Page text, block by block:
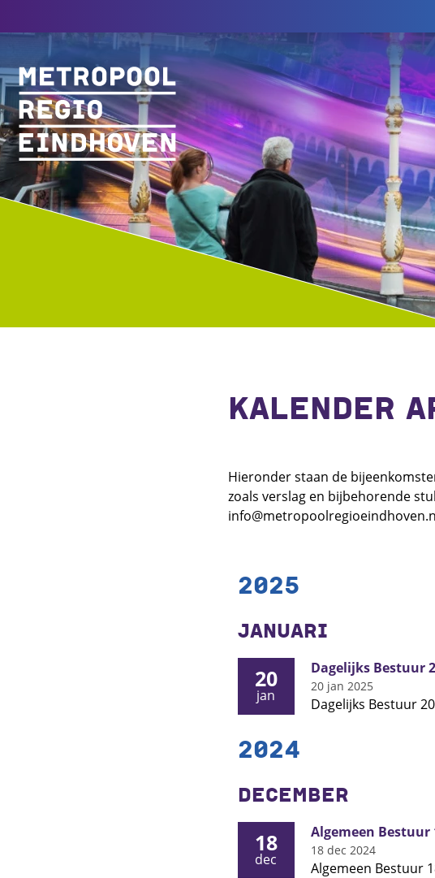
KALENDER
Hieronder staan de
zoals verslag en bijbehorende
2025
JANUARI
20
jan
Dagelijks Bestuur
20 jan 2025
Dagelijks Bestuur
2024
DECEMBER
18
dec
Algemeen Bestuur
18 dec 2024
Algemeen Bestuur